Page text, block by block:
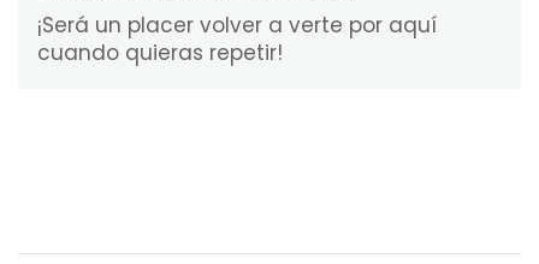
¡Será un placer volver a verte por aquí
cuando quieras repetir!